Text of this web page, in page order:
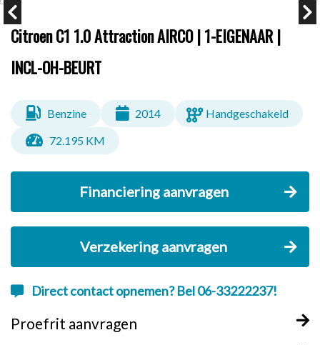
Citroen C1 1.0 Attraction AIRCO | 1-EIGENAAR |
INCL-OH-BEURT
Benzine 2014
Handgeschakeld
72.195 KM
Financiering aanvragen
Verzekering aanvragen
Direct contact opnemen? Bel 06-33222237!
Proefrit aanvragen